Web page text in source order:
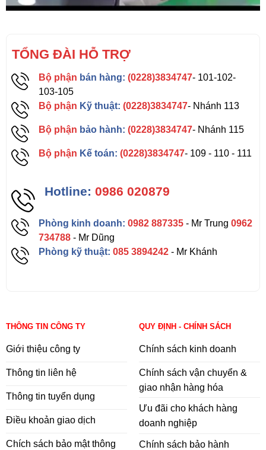
TỔNG ĐÀI HỖ TRỢ
Bộ phận bán hàng: (0228)3834747- 101-102-
103-105
Bộ phận Kỹ thuật: (0228)3834747- Nhánh 113
Bộ phận bảo hành: (0228)3834747- Nhánh 115
Bộ phận Kế toán: (0228)3834747- 109 - 110 - 111
Hotline: 0986 020879
Phòng kinh doanh: 0982 887335 - Mr Trung0962
734788 - Mr Dũng
Phòng kỹ thuật:085 3894242 - Mr Khánh
THÔNG TIN CÔNG TY
Giới thiệu công ty
Thông tin liên hệ
Thông tin tuyển dụng
Điều khoản giao dịch
Chích sách bảo mật thông
QUY ĐỊNH - CHÍNH SÁCH
Chính sách kinh doanh
Chính sách vận chuyển &
giao nhận hàng hóa
Ưu đãi cho khách hàng
doanh nghiệp
Chính sách bảo hành